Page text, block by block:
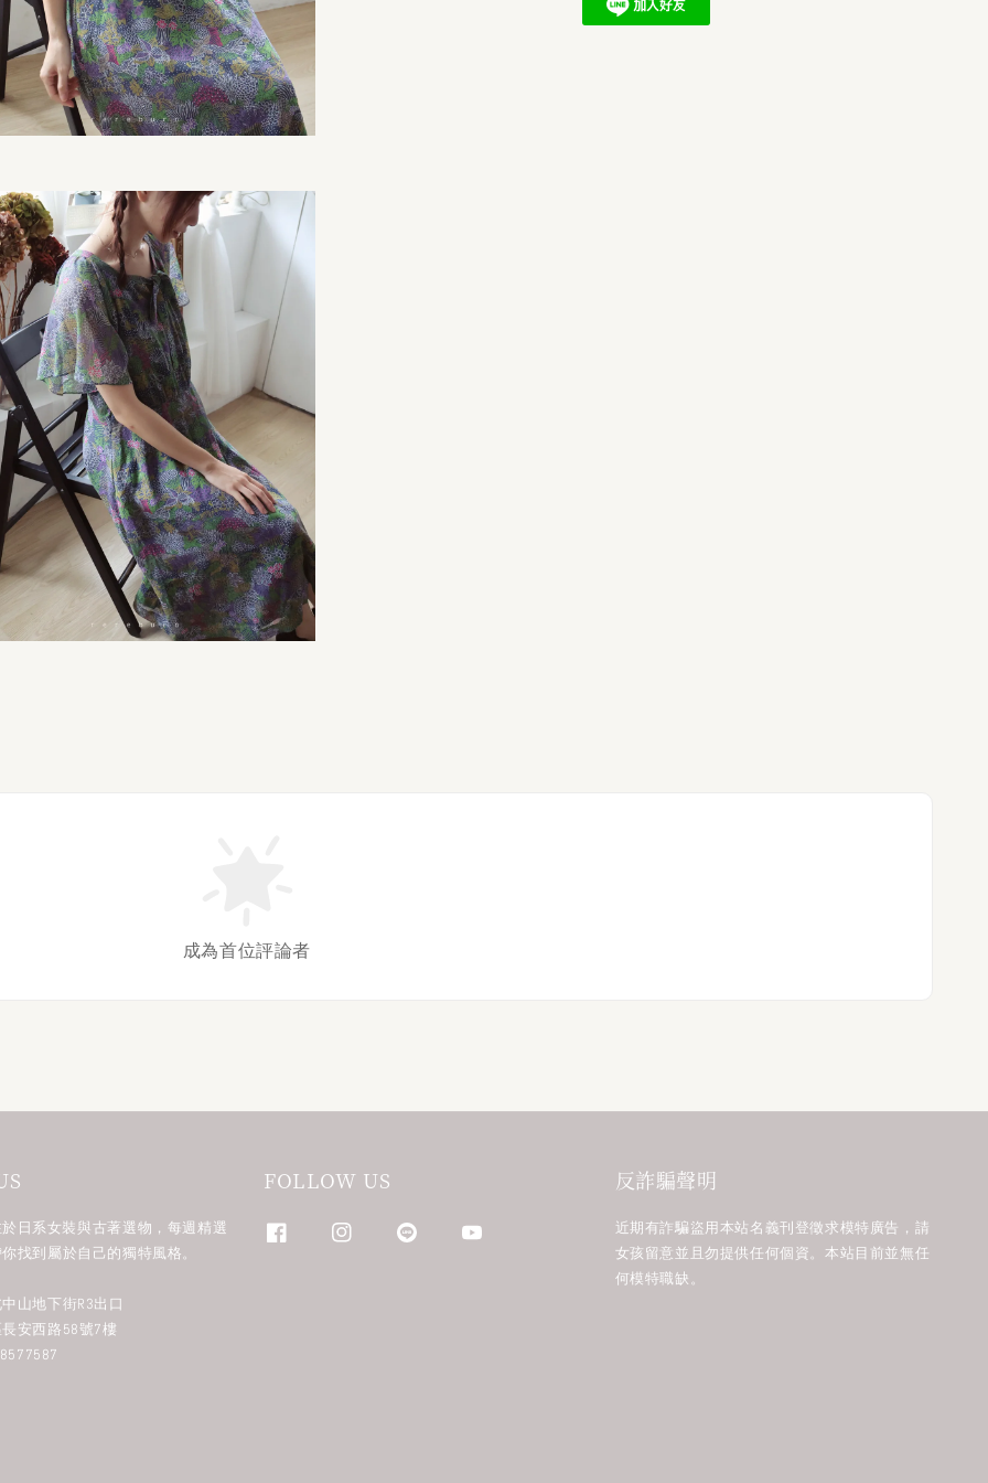
成為首位評論者
於日系女裝與古著選物，每週精選
找到屬於自己的獨特風格。
山地下街R3出口
安西路58號7樓
FOLLOW US 反詐騙聲明
近期有詐騙盜用本站名義刊登徵求模特廣告，請
女孩留意並且勿提供任何個資。本站目前並無任
何模特職缺。